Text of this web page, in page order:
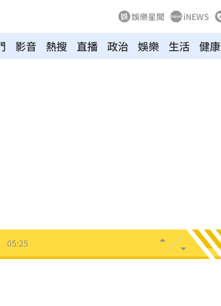
娛樂星聞 iNEWS
影音 熱搜 直播 政治 娛樂 生活 健康
05:25